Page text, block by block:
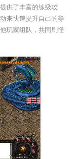
供了丰富的练级攻
来快速提升自己的等
玩家组队，共同刷怪